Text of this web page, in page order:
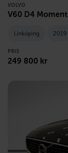
VOLVO
V60 D4
Linköping 2019
PRIS
249 800 kr